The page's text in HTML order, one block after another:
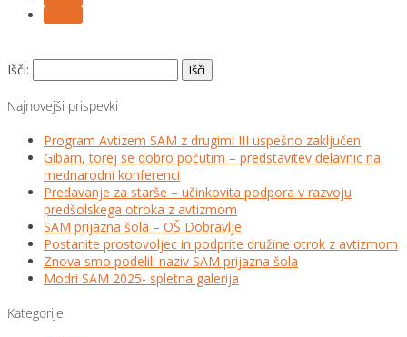
Išči:
Najnovejši prispevki
Program Avtizem SAM z drugimi III uspešno zaključen
Gibam, torej se dobro počutim – predstavitev delavnic na
mednarodni konferenci
Predavanje za starše – učinkovita podpora v razvoju
predšolskega otroka z avtizmom
SAM prijazna šola – OŠ Dobravlje
Postanite prostovoljec in podprite družine otrok z avtizmom
Znova smo podelili naziv SAM prijazna šola
Modri SAM 2025- spletna galerija
Kategorije